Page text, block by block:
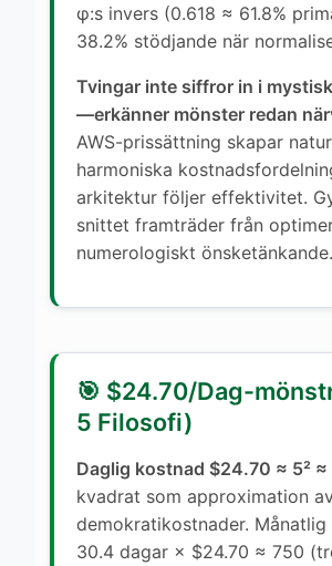
φ:s invers (0.618 ≈ 61.8%
38.2% stödjande när
Tvingar inte siffror in i
—erkänner mönster redan
AWS-prissättning skapar
harmoniska
arkitektur följer effektivitet.
snittet framträder från
numerologiskt önsketänkande.
🎯 $24.70/Dag-
5 Filosofi)
Daglig kostnad $24.70 ≈ 5² ≈
kvadrat som approximation
demokratikostnader.
30.4 dagar × $24.70 ≈ 750